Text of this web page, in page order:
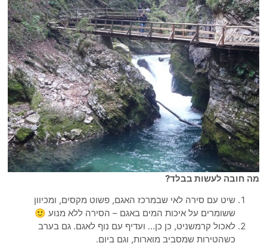
חובה לעשות בבלד?
שיט עם סירה לאי שבמרכז האגם, פשוט מקסים, ומכיוון
ששומרים על איכות המים באגם – הסירה ללא מנוע 🙂
לאכול קרמשניט, כן כן… ועדיף עם נוף לאגם. גם בערב
כשהטירות שמסביב מוארות, וגם ביום.